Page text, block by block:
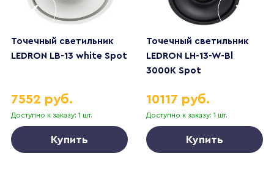
Точечный светильник
LEDRON LB-13 white Spot
Доступно к заказу: 1 шт.
7552 руб.
Купить
Точечный светильник
LEDRON LH-13-W-Bl
3000K Spot
Доступно к заказу: 1 шт.
10117 руб.
Купить